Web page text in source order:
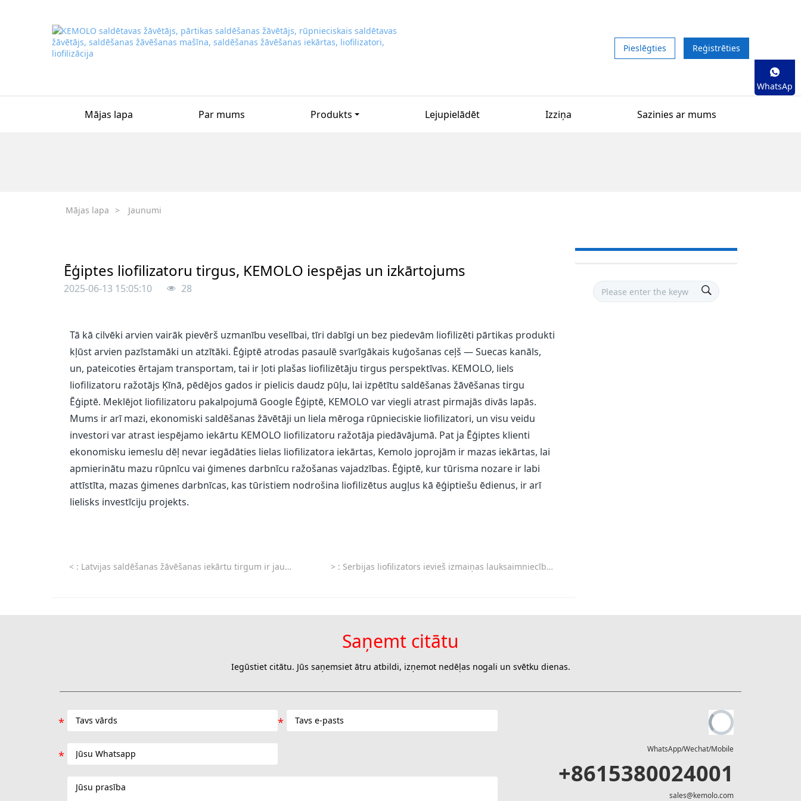
Pieslēgties Reģistrēties
Mājas lapa Par mums Produkts Lejupielādēt Izziņa Sazinies ar mums
Mājas lapa > Jaunumi
Ēģiptes liofilizatoru tirgus, KEMOLO iespējas un izkārtojums
2025-06-13 15:05:10 28
Tā kā cilvēki arvien vairāk pievērš uzmanību veselībai, tīri dabīgi un bez piedevām liofilizēti pārtikas produkti
kļūst arvien pazīstamāki un atzītāki. Ēģiptē atrodas pasaulē svarīgākais kuģošanas ceļš — Suecas kanāls,
un, pateicoties ērtajam transportam, tai ir ļoti plašas liofilizētāju tirgus perspektīvas. KEMOLO, liels
liofilizatoru ražotājs Ķīnā, pēdējos gados ir pielicis daudz pūļu, lai izpētītu saldēšanas žāvēšanas tirgu
Ēģiptē. Meklējot liofilizatoru pakalpojumā Google Ēģiptē, KEMOLO var viegli atrast pirmajās divās lapās.
Mums ir arī mazi, ekonomiski saldēšanas žāvētāji un liela mēroga rūpnieciskie liofilizatori, un visu veidu
investori var atrast iespējamo iekārtu KEMOLO liofilizatoru ražotāja piedāvājumā. Pat ja Ēģiptes klienti
ekonomisku iemeslu dēļ nevar iegādāties lielas liofilizatora iekārtas, Kemolo joprojām ir mazas iekārtas, lai
apmierinātu mazu rūpnīcu vai ģimenes darbnīcu ražošanas vajadzības. Ēģiptē, kur tūrisma nozare ir labi
attīstīta, mazas ģimenes darbnīcas, kas tūristiem nodrošina liofilizētus augļus kā ēģiptiešu ēdienus, ir arī
lielisks investīciju projekts.
< : Latvijas saldēšanas žāvēšanas iekārtu tirgum ir jaunas iespējas, pateicoties politikas atbalstam > : Serbijas liofilizators ievieš izmaiņas lauksaimniecības produktu konservēšanā un transportēšanā.
Saņemt citātu
Iegūstiet citātu. Jūs saņemsiet ātru atbildi, izņemot nedēļas nogali un svētku dienas.
WhatsApp/Wechat/Mobile
+8615380024001
sales@kemolo.com
WhatsAp
p